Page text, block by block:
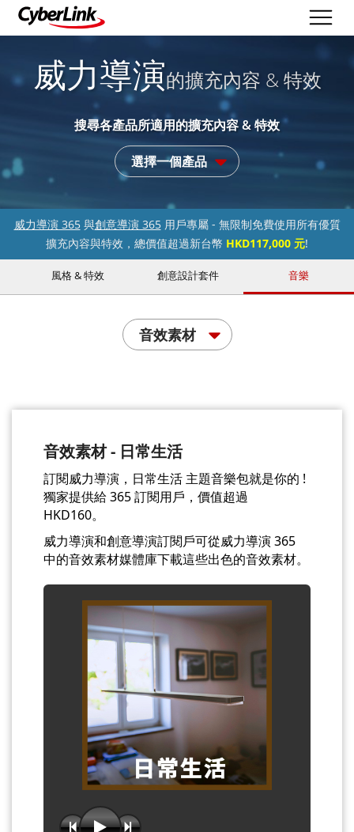
威力導演的擴充內容 & 特效
搜尋各產品所適用的擴充內容 & 特效
選擇一個產品
威力導演 365與創意導演 365用戶專屬 - 無限制免費使用所有優質
擴充內容與特效，總價值超過新台幣 HKD117,000 元!
風格 & 特效 創意設計套件 音樂
音效素材
音效素材 - 日常生活
訂閱威力導演，日常生活 主題音樂包就是你的 !
獨家提供給 365 訂閱用戶，價值超過
HKD160。
威力導演和創意導演訂閱戶可從威力導演 365
中的音效素材媒體庫下載這些出色的音效素材。